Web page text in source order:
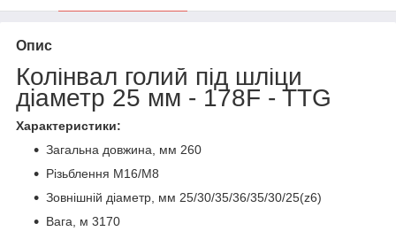
Опис
Колінвал голий під шліци
діаметр 25 мм - 178F - TTG
Характеристики:
Загальна довжина, мм 260
Різьблення М16/М8
Зовнішній діаметр, мм 25/30/35/36/35/30/25(z6)
Вага, м 3170